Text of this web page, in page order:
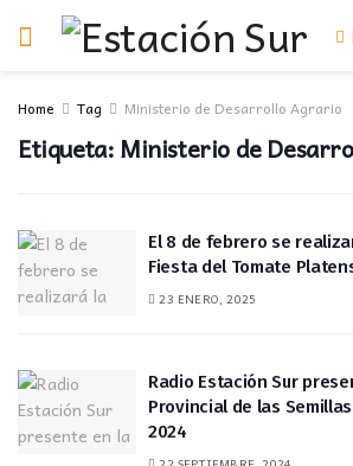
Home Tag Ministerio de Desarrollo Agrario
Etiqueta:Ministerio de
El 8 de febrero se
Fiesta del Tomate
23 ENERO, 2025
Radio Estación Sur
Provincial de las
2024